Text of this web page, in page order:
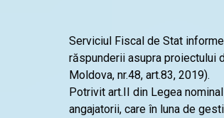
Serviciul Fiscal de Stat
răspunderii asupra proiectului
Moldova, nr.48, art.83, 2019).
Potrivit art.II din Legea
angajatorii, care în luna de